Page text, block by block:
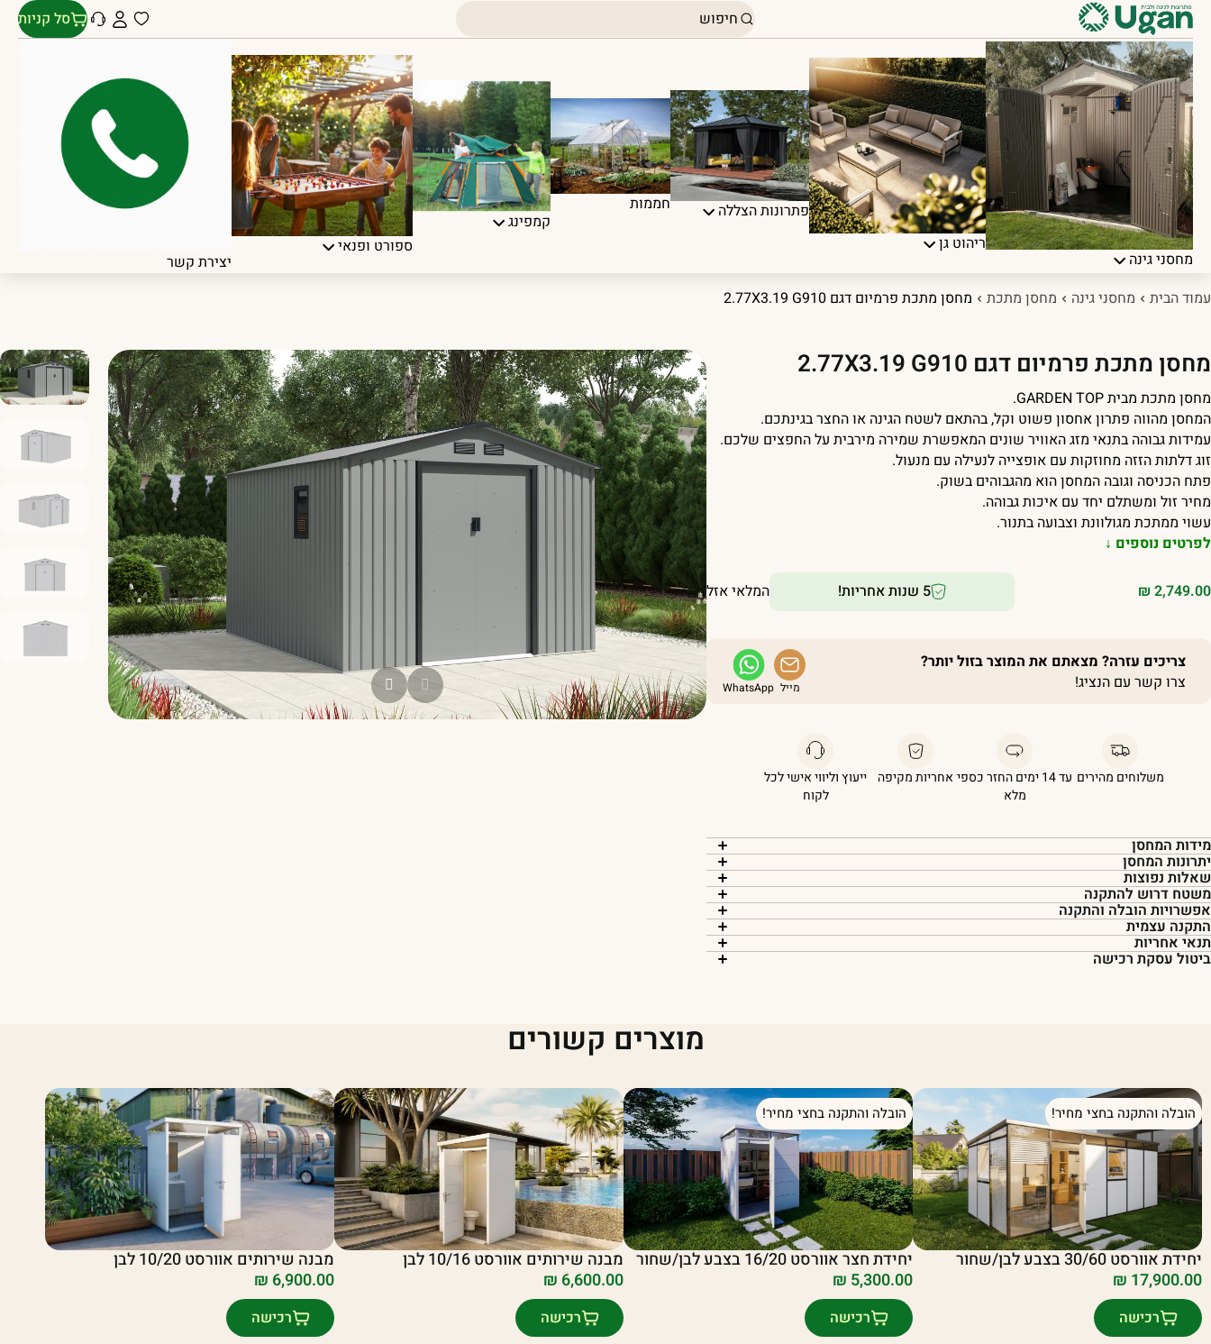
סל קניות
מחסני גינה
ריהוט גן
פתרונות הצללה
חממות
קמפינג
ספורט ופנאי
יצירת קשר
עמוד הבית
מחסני גינה מחסן מתכת מחסן מתכת פרמיום דגם 2.77X3.19 G910
מחסן מתכת פרמיום דגם 2.77X3.19 G910
5 שנות אחריות! ₪ 2,749.00
מחסן מתכת מבית GARDEN TOP
.
המחסן מהווה פתרון אחסון פשוט וקל, בהתאם לשטח הגינה או החצר בגינתכם.
עמידות גבוהה בתנאי מזג האוויר שונים המאפשרת שמירה מירבית על החפצים שלכם.
זוג דלתות הזזה מחוזקות עם אופצייה לנעילה עם מנעול.
פתח הכניסה וגובה המחסן הוא מהגבוהים בשוק.
מחיר זול ומשתלם יחד עם איכות גבוהה.
עשוי ממתכת מגולוונת וצבועה בתנור.
לפרטים נוספים ↓
המלאי אזל
צריכים עזרה? מצאתם את המוצר בזול יותר?
צרו קשר עם הנציג!
מייל WhatsApp
משלוחים מהירים
עד 14 ימים החזר כספי
מלא
אחריות מקיפה
ייעוץ וליווי אישי לכל
לקוח
מידות המחסן
יתרונות המחסן
שאלות נפוצות
משטח דרוש להתקנה
אפשרויות הובלה והתקנה
התקנה עצמית
תנאי אחריות
ביטול עסקת רכישה
מוצרים קשורים
הובלה והתקנה בחצי מחיר!
יחידת אוורסט 30/60 בצבע לבן/שחור
₪ 17,900.00
רכישה
הובלה והתקנה בחצי מחיר!
יחידת חצר אוורסט 16/20 בצבע לבן/שחור
₪ 5,300.00
רכישה
מבנה שירותים אוורסט 10/16 לבן
₪ 6,600.00
רכישה
מבנה שירותים אוורסט 10/20 לבן
₪ 6,900.00
רכישה